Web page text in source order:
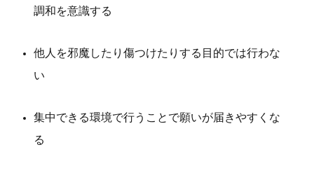
調和を意識する
他人を邪魔したり傷つけたりする目的では行わな
い
集中できる環境で行うことで願いが届きやすくな
る